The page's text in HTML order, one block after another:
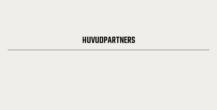
HUVUDPARTNERS